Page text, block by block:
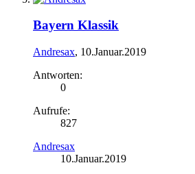
Bayern Klassik
Andresax, 10.Januar.2019
Antworten:
0
Aufrufe:
827
Andresax
10.Januar.2019